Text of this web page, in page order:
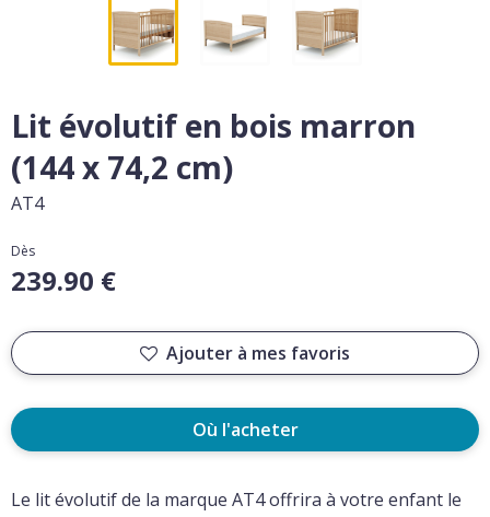
Lit évolutif en bois marron
(144 x 74,2 cm)
AT4
Dès
239.90 €
Ajouter à mes favoris
Où l'acheter
Le lit évolutifde la marque AT4offrira à votre enfant le